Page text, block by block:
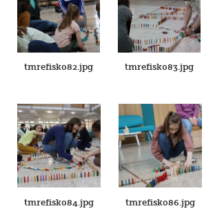
tmrefisk082.jpg tmrefisk083.jpg
tmrefisk084.jpg tmrefisk086.jpg